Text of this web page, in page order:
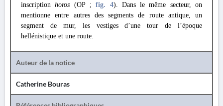
inscriptionhoros (OΡ ;fig. 4). Dans le même secteur, on
mentionne entre autres des segments de route antique, un
segment de mur, les vestiges d’une tour de l’époque
hellénistique et une route.
Auteur de la notice
Catherine Bouras